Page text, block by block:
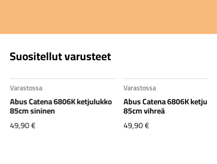
Suositellut varusteet
Varastossa
Abus Catena 6806K ketjulukko
85cm vihreä
49,90